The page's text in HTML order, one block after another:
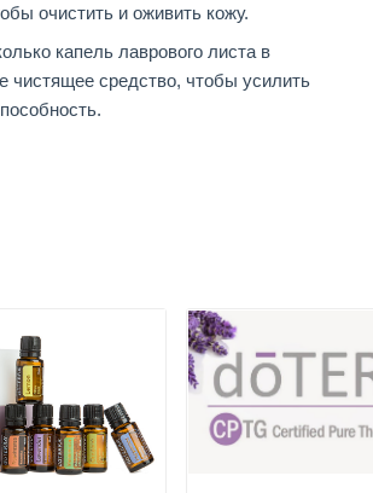
очистить и оживить кожу.
капель лаврового листа в
чистящее средство, чтобы усилить